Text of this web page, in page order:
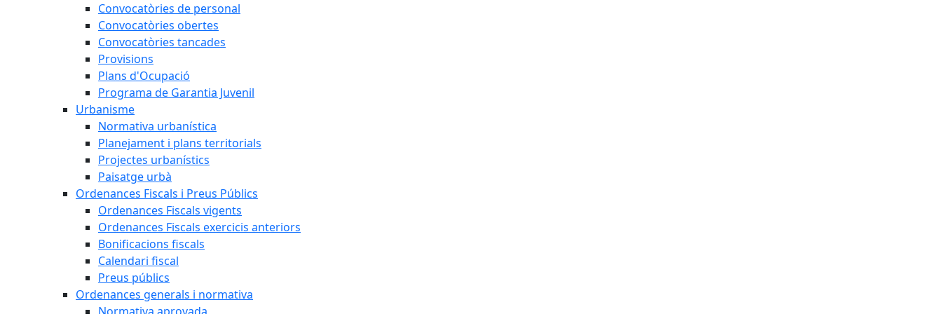
Convocatòries de personal
Convocatòries obertes
Convocatòries tancades
Provisions
Plans d'Ocupació
Programa de Garantia Juvenil
Urbanisme
Normativa urbanística
Planejament i plans territorials
Projectes urbanístics
Paisatge urbà
Ordenances Fiscals i Preus Públics
Ordenances Fiscals vigents
Ordenances Fiscals exercicis anteriors
Bonificacions fiscals
Calendari fiscal
Preus públics
Ordenances generals i normativa